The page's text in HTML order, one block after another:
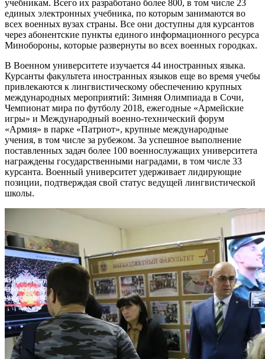
учебникам. Всего их разработано более 800, в том числе 23
единых электронных учебника, по которым занимаются во
всех военных вузах страны. Все они доступны для курсантов
через абонентские пункты единого информационного ресурса
Минобороны, которые развернуты во всех военных городках.
В Военном университете изучается 44 иностранных языка.
Курсанты факультета иностранных языков еще во время учебы
привлекаются к лингвистическому обеспечению крупных
международных мероприятий: Зимняя Олимпиада в Сочи,
Чемпионат мира по футболу 2018, ежегодные «Армейские
игры» и Международный военно-технический форум
«Армия» в парке «Патриот», крупные международные
учения, в том числе за рубежом. За успешное выполнение
поставленных задач более 100 военнослужащих университета
награждены государственными наградами, в том числе 33
курсанта. Военный университет удерживает лидирующие
позиции, подтверждая свой статус ведущей лингвистической
школы.